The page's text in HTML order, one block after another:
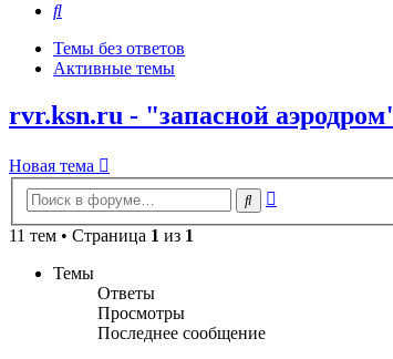
Поиск
Темы без ответов
Активные темы
rvr.ksn.ru - "запасной
Новая тема
Поиск
11 тем • Страница 1 из 1
Темы
Ответы
Просмотры
Последнее сообщение